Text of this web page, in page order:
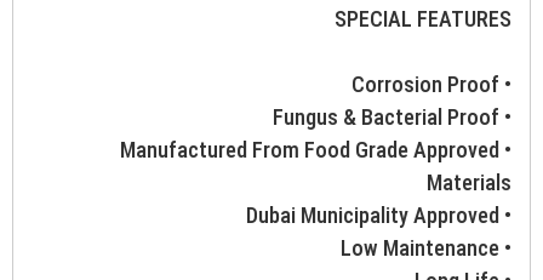
SPECIAL FEATURES
• Corrosion Proof
• Fungus & Bacterial Proof
• Manufactured From Food Grade Approved
Materials
• Dubai Municipality Approved
• Low Maintenance